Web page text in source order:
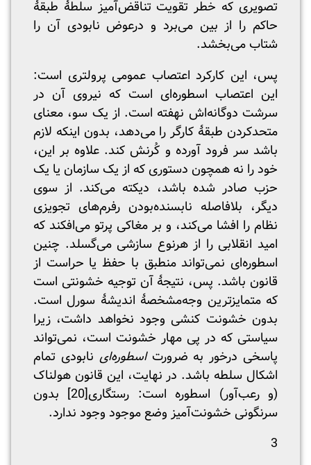
تصویری که خطر تقویت تناقض‌آمیز سلطۀ طبقۀ
حاکم را از بین می‌برد و درعوض نابودی آن را
شتاب می‌بخشد.
پس، این کارکرد اعتصاب عمومی پرولتری است:
این اعتصاب اسطوره‌ای است که نیروی آن در
سرشت دوگانه‌اش نهفته است. از یک سو، معنای
متحدکردن طبقۀ کارگر را می‌دهد، بدون اینکه لازم
باشد سر فرود آورده و کُرنش کند. علاوه بر این،
خود را نه همچون دستوری که از یک سازمان یا یک
حزب صادر شده باشد، دیکته می‌کند. از سوی
دیگر، بلافاصله نابسنده‌بودن رفرم‌های تجویزی
نظام را افشا می‌کند، و بر مغاکی پرتو می‌افکند که
امید انقلابی را از هرنوع سازشی می‌گسلد. چنین
اسطوره‌ای نمی‌تواند منطبق با حفظ یا حراست از
قانون باشد. پس، نتیجۀ آن توجیه خشونتی است
که متمایزترین وجه‌مشخصۀ اندیشۀ سورل است.
بدون خشونت کنشی وجود نخواهد داشت، زیرا
سیاستی که در پی مهار خشونت است، نمی‌تواند
پاسخی درخور به ضرورتاسطوره‌ای نابودی تمام
اشکال سلطه باشد. در نهایت، این قانون هولناک
(و رعب‌آور) اسطوره است: رستگاری[20]
بدون
سرنگونی خشونت‌آمیز وضع موجود وجود ندارد.
3